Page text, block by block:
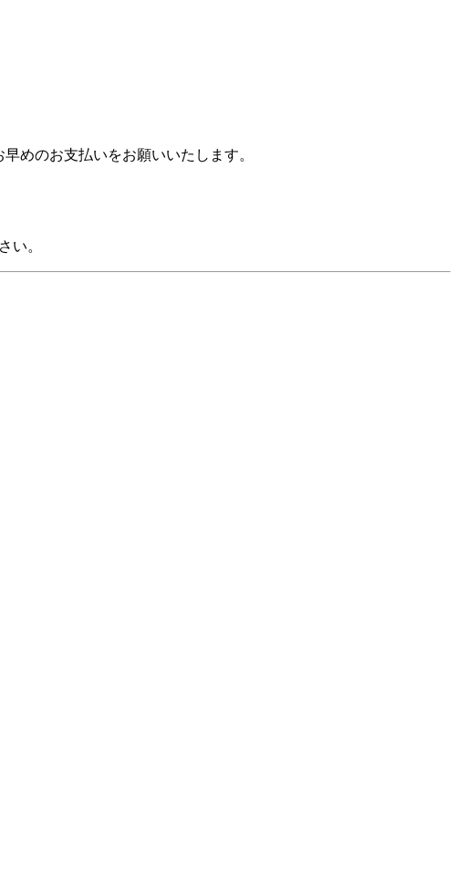
めのお支払いをお願いいたします。
い。